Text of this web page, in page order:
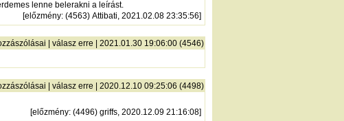
lenne belerakni a leírást.
[előzmény: (4563) Attibati, 2021.02.08 23:35:56]
válasz erre | 2021.01.30 19:06:00 (4546)
válasz erre | 2020.12.10 09:25:06 (4498)
[előzmény: (4496) griffs, 2020.12.09 21:16:08]